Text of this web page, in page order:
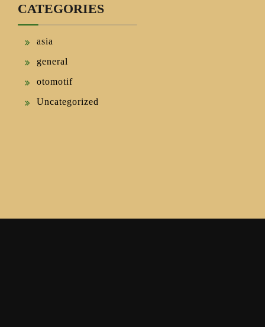
CATEGORIES
asia
general
otomotif
Uncategorized